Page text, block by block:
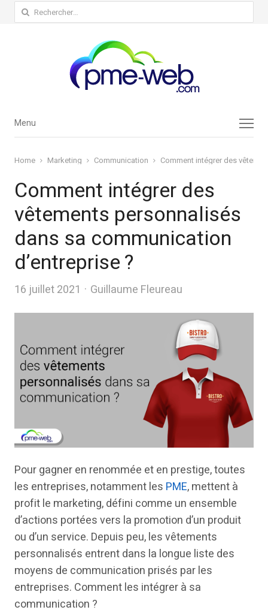
Rechercher :
Menu
Menu
Home Marketing Communication Comment intégrer des
Comment intégrer des
vêtements personnalisés
dans sa communication
d’entreprise ?
16 juillet 2021 Author
Guillaume Fleureau
Pour gagner en renommée et en prestige, toutes
les entreprises, notamment les PME, mettent à
profit le marketing, défini comme un ensemble
d’actions portées vers la promotion d’un produit
ou d’un service. Depuis peu, les vêtements
personnalisés entrent dans la longue liste des
moyens de communication prisés par les
entreprises. Comment les intégrer à sa
communication ?